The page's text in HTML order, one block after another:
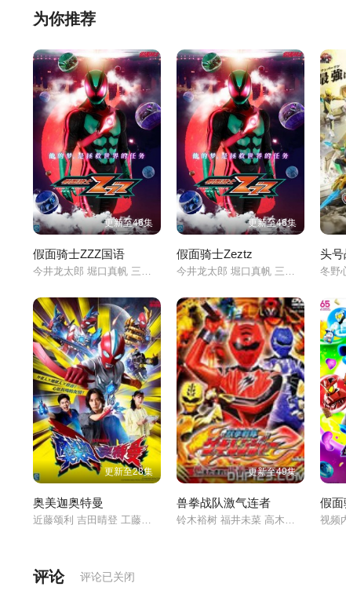
为你推荐
更新至46集
假面骑士ZZZ国语
今井龙太郎 堀口真帆 三岛健太 小贯莉奈 八木美树 川
更新至46集
假面骑士Zeztz
今井龙太郎 堀口真帆 三岛健太 小贯莉奈 八木美树 川
头
更新至28集
奥美迦奥特曼
更新至49集
兽拳战队激气连者 假面
视频
评论 评论已关闭